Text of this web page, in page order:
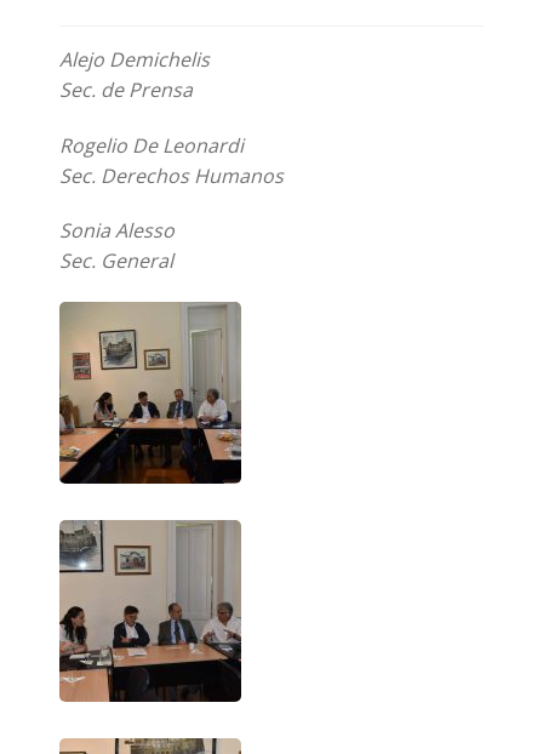
Alejo Demichelis
Sec. de Prensa
Rogelio De Leonardi
Sec. Derechos Humanos
Sonia Alesso
Sec. General